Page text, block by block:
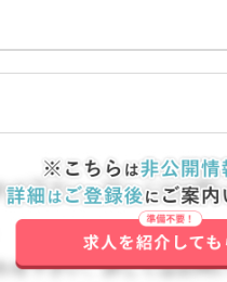
せ下さい。詳しくはお問
せ下さい。詳しくはお問